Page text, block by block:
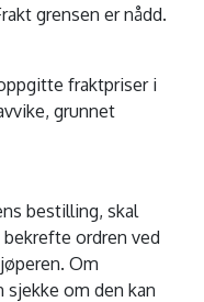
grensen er nådd.
fraktpriser i
grunnet
bestilling, skal
ordren ved
Om
sjekke om den kan